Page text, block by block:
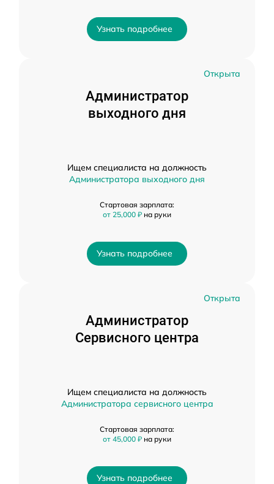
Узнать подробнее
Открыта
Администратор
выходного дня
Ищем специалиста на должность
Администратора выходного дня
Стартовая зарплата:
от 25,000 ₽ на руки
Узнать подробнее
Открыта
Администратор
Сервисного центра
Ищем специалиста на должность
Администратора сервисного центра
Стартовая зарплата:
от 45,000 ₽ на руки
Узнать подробнее